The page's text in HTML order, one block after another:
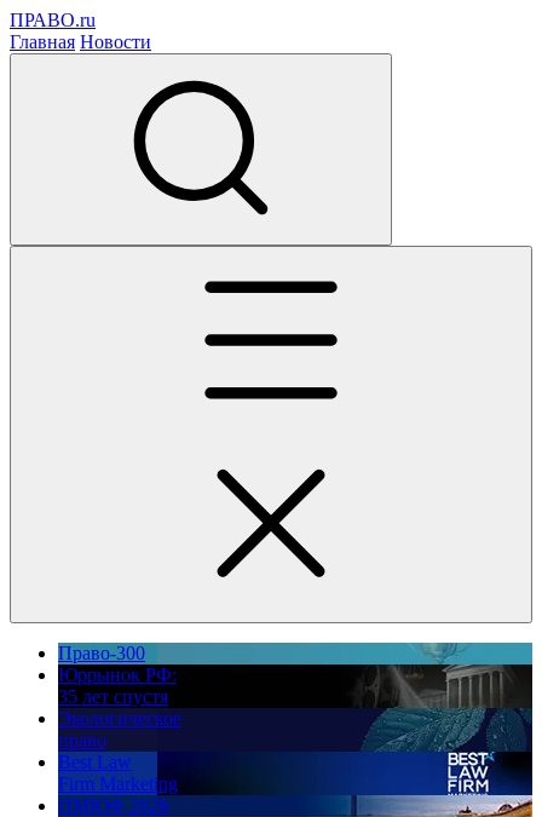
ПРАВО.ru
Главная Новости
Право-300
Юррынок РФ:
35 лет спустя
Экологическое
право
Best Law
Firm Marketing
ПМЮФ 2026